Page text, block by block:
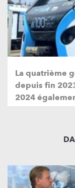
La quatrième
depuis fin
2024